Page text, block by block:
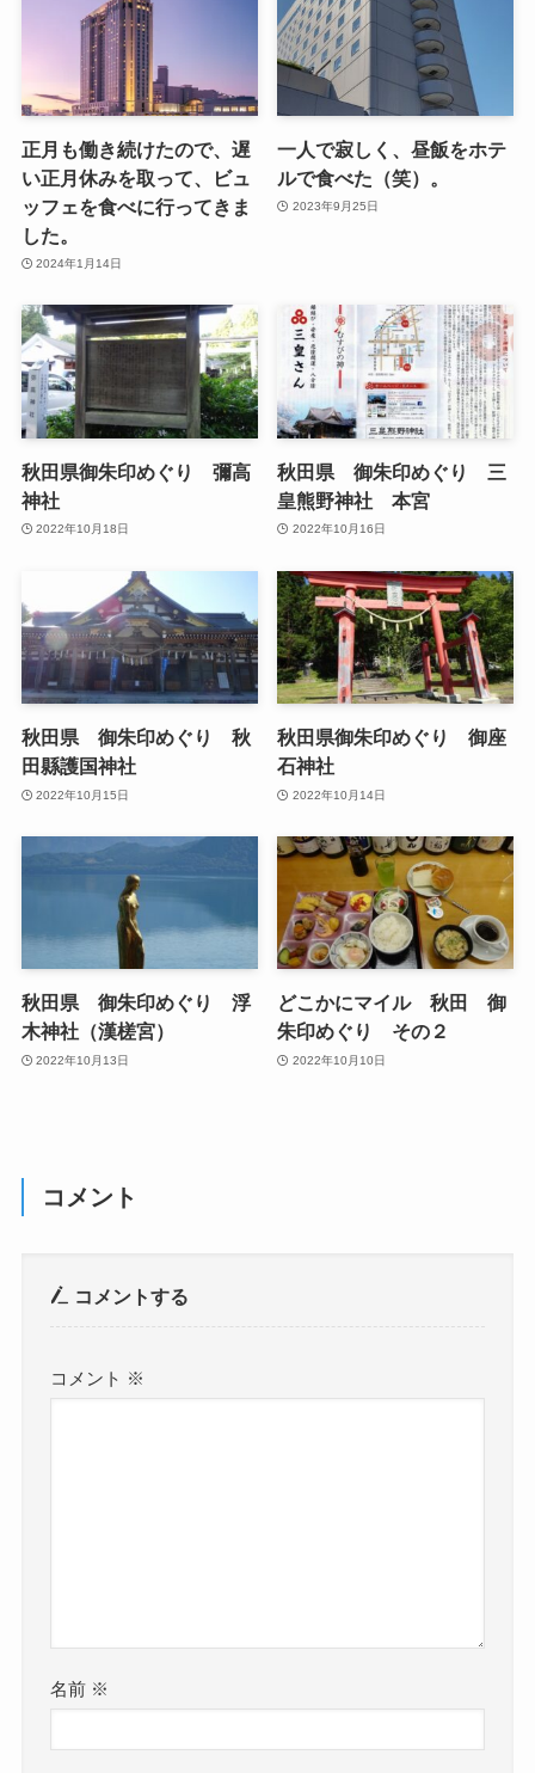
正月も働き続けたので、遅
い正月休みを取って、ビュ
ッフェを食べに行ってきま
した。
2024年1月14日
一人で寂しく、昼飯をホテ
ルで食べた（笑）。
2023年9月25日
秋田県御朱印めぐり 彌高
神社
2022年10月18日
秋田県 御朱印めぐり 三
皇熊野神社 本宮
2022年10月16日
秋田県 御朱印めぐり 秋
田縣護国神社
2022年10月15日
秋田県御朱印めぐり 御座
石神社
2022年10月14日
秋田県 御朱印めぐり 浮
木神社（漢槎宮）
2022年10月13日
どこかにマイル 秋田 御
朱印めぐり その２
2022年10月10日
コメント
コメントする
コメント ※
名前 ※